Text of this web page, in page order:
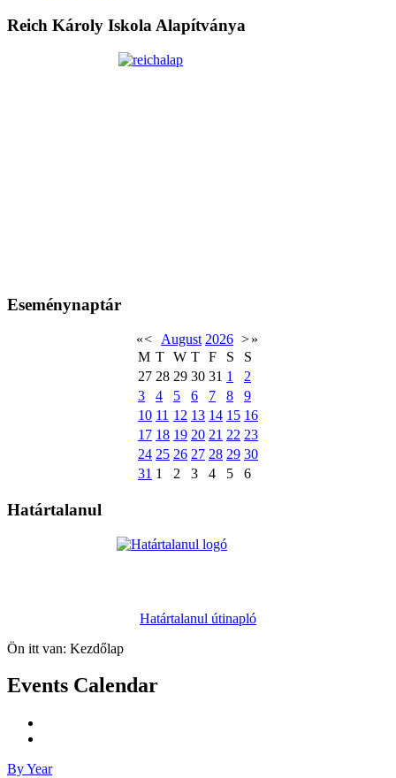
Reich Károly Iskola Alapítványa
Eseménynaptár
«< August 2026 >»
M T W T F S
S
27 28 29 30 31 1
2
3
4 5 6 7 8
9
10 11 12 13 14 15 16
17 18 19 20 21 22 23
24 25 26 27 28 29 30
31 1 2 3 4 5 6
Határtalanul
Határtalanul útinapló
Ön itt van: Kezdőlap
Events Calendar
By Year